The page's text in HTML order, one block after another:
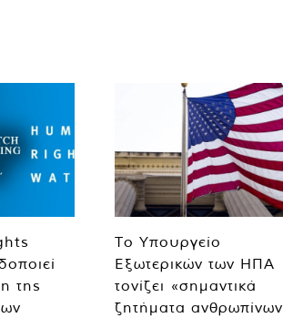
της
Το Υπουργείο
Εξωτερικών των ΗΠΑ
τονίζει «σημαντικά
ζητήματα ανθρωπίνων